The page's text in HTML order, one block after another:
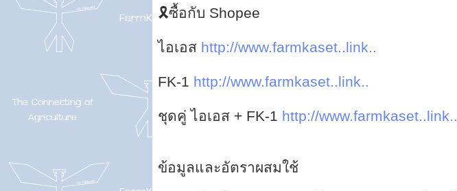
🎗ซื้อกับ Shopee
ไอเอส http://www.farmkaset..link..
FK-1 http://www.farmkaset..link..
ชุดคู่ ไอเอส + FK-1 http://www.farmkaset..link..
ข้อมูลและอัตราผสมใช้